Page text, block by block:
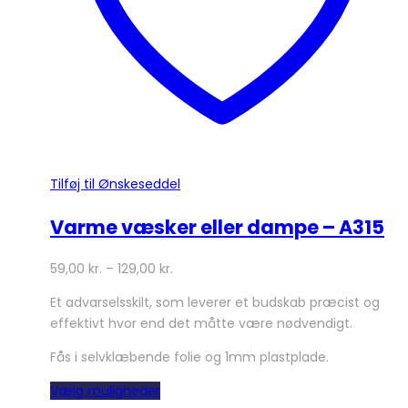
Tilføj til Ønskeseddel
Varme væsker eller dampe – A315
59,00 kr. – 129,00 kr.
Et advarselsskilt, som leverer et budskab præcist og
effektivt hvor end det måtte være nødvendigt.
Fås i selvklæbende folie og 1mm plastplade.
Vælg mulighederDette